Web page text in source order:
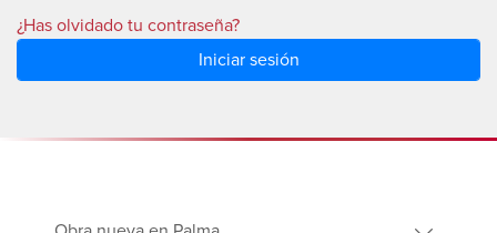
¿Has olvidado tu contraseña?